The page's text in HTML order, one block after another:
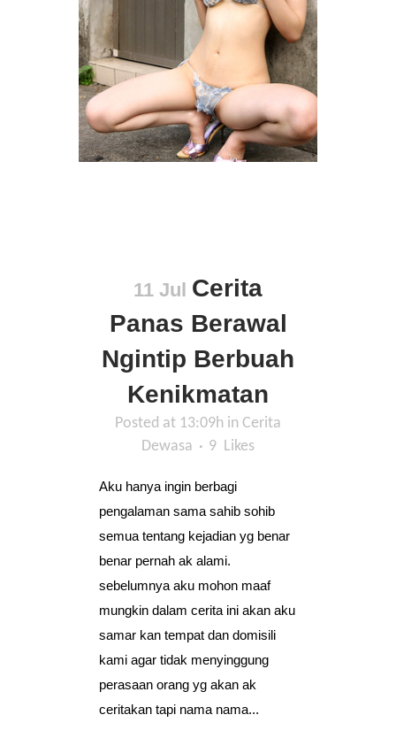
11 Jul Cerita
Panas Berawal
Ngintip Berbuah
Kenikmatan
Posted at 13:09h in Cerita
Dewasa
9 Likes
Aku hanya ingin berbagi
pengalaman sama sahib sohib
semua tentang kejadian yg benar
benar pernah ak alami.
sebelumnya aku mohon maaf
mungkin dalam cerita ini akan aku
samar kan tempat dan domisili
kami agar tidak menyinggung
perasaan orang yg akan ak
ceritakan tapi nama nama...